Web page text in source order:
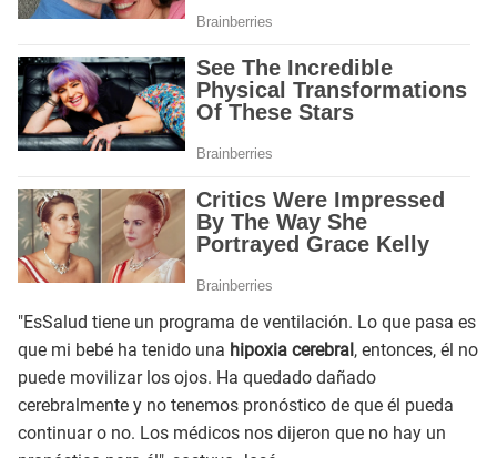
"EsSalud tiene un programa de ventilación. Lo que pasa es
que mi bebé ha tenido una hipoxia cerebral, entonces, él no
puede movilizar los ojos. Ha quedado dañado
cerebralmente y no tenemos pronóstico de que él pueda
continuar o no. Los médicos nos dijeron que no hay un